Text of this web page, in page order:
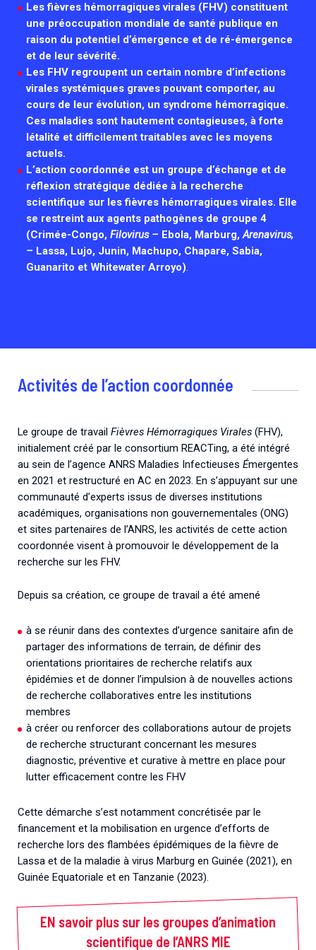
Associations de patient.e.s
Collaboration avec les acteurs communautaires
Cellule Émergence mpox
Ouverte depuis décembre 2023, pour suivre l'épidémie
en RDC, elle reste active suite à des cas à Mayotte et à
La Réunion.
Cellules Émergence
Retrouvez toutes les cellules Émergence, actives ou
inactives.
Les fièvres hémorragiques virales (FHV) constituent
une préoccupation mondiale de santé publique en
raison du potentiel d’émergence et de ré-émergence
et de leur sévérité.
Les FHV regroupent un certain nombre d’infections
virales systémiques graves pouvant comporter, au
cours de leur évolution, un syndrome hémorragique.
Ces maladies sont hautement contagieuses, à forte
létalité et difficilement traitables avec les moyens
actuels.
L’action coordonnée est un groupe d’échange et de
réflexion stratégique dédiée à la recherche
scientifique sur les fièvres hémorragiques virales. Elle
se restreint aux agents pathogènes de groupe 4
(Crimée-Congo, Filovirus – Ebola, Marburg,Arenavirus,
– Lassa, Lujo, Junin, Machupo, Chapare, Sabia,
Guanarito et Whitewater Arroyo).
Activités de l’action coordonnée
Le groupe de travail Fièvres Hémorragiques Virales (FHV),
initialement créé par le consortium REACTing, a été intégré
au sein de l’agence ANRS Maladies Infectieuses Émergentes
en 2021 et restructuré en AC en 2023. En s’appuyant sur une
communauté d’experts issus de diverses institutions
académiques, organisations non gouvernementales (ONG)
et sites partenaires de l’ANRS, les activités de cette action
coordonnée visent à promouvoir le développement de la
recherche sur les FHV.
Depuis sa création, ce groupe de travail a été amené
à se réunir dans des contextes d’urgence sanitaire afin de
partager des informations de terrain, de définir des
orientations prioritaires de recherche relatifs aux
épidémies et de donner l’impulsion à de nouvelles actions
de recherche collaboratives entre les institutions
membres
à créer ou renforcer des collaborations autour de projets
de recherche structurant concernant les mesures
diagnostic, préventive et curative à mettre en place pour
lutter efficacement contre les FHV
Cette démarche s’est notamment concrétisée par le
financement et la mobilisation en urgence d’efforts de
recherche lors des flambées épidémiques de la fièvre de
Lassa et de la maladie à virus Marburg en Guinée (2021), en
Guinée Equatoriale et en Tanzanie (2023).
EN savoir plus sur les groupes d’animation
scientifique de l’ANRS MIE